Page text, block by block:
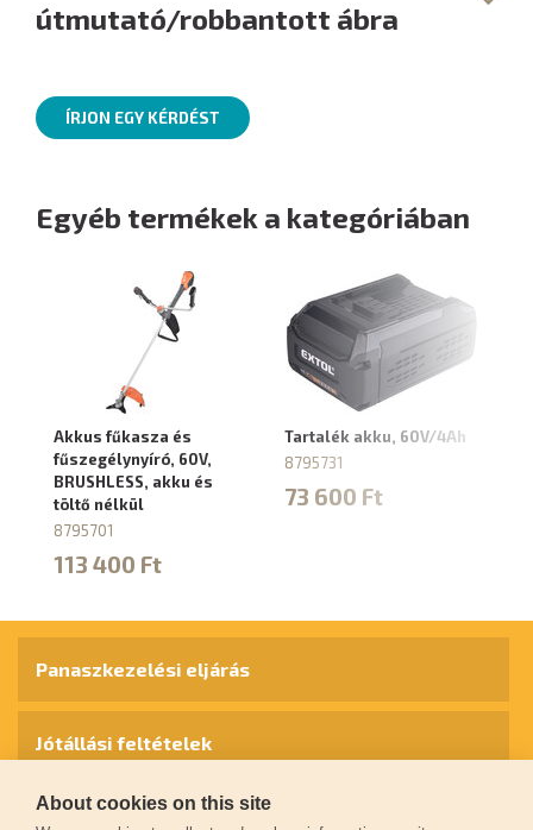
útmutató/robbantott ábra
ÍRJON EGY KÉRDÉST
Egyéb termékek a kategóriában
Akkus fűkasza és
fűszegélynyíró, 60V,
BRUSHLESS, akku és
töltő nélkül
8795701
113 400 Ft
Tartalék akku, 60V/4Ah
8795731
73 600 Ft
Panaszkezelési eljárás
Jótállási feltételek
Személyes adatok védelme
About cookies on this site